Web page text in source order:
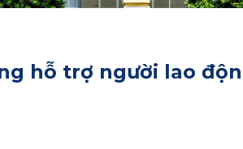
hỗ trợ người lao